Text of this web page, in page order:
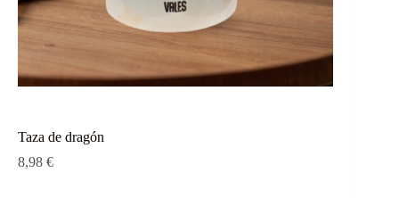
Taza de dragón
8,98 €